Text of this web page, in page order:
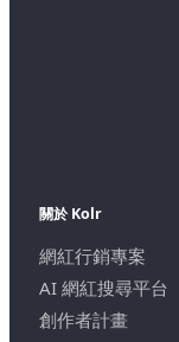
關於 Kolr
網紅行銷專案
AI 網紅搜尋平台
創作者計畫